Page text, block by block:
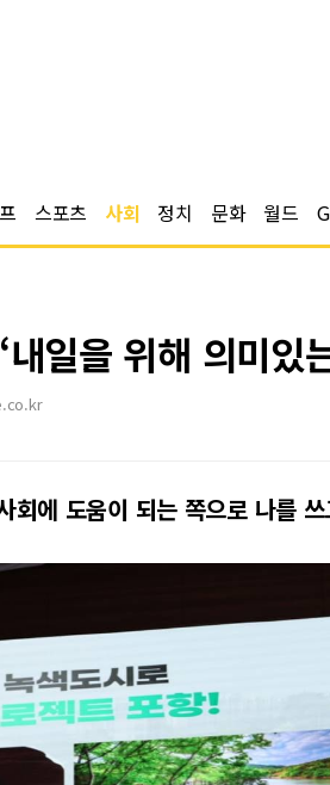
스포츠 사회 정치 문화 월드
일을 위해 의미있
회에 도움이 되는 쪽으로 나를